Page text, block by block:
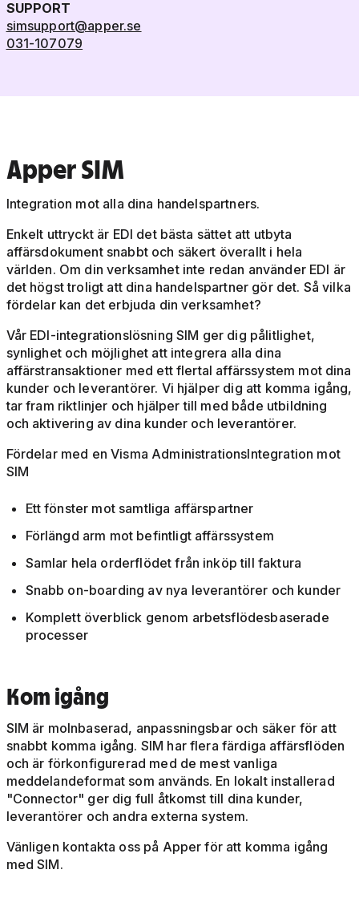
SUPPORT
simsupport@apper.se
031-107079
Apper SIM
Integration mot alla dina handelspartners.
Enkelt uttryckt är EDI det bästa sättet att utbyta
affärsdokument snabbt och säkert överallt i hela
världen. Om din verksamhet inte redan använder EDI är
det högst troligt att dina handelspartner gör det. Så vilka
fördelar kan det erbjuda din verksamhet?
Vår EDI-integrationslösning SIM ger dig pålitlighet,
synlighet och möjlighet att integrera alla dina
affärstransaktioner med ett flertal affärssystem mot dina
kunder och leverantörer. Vi hjälper dig att komma igång,
tar fram riktlinjer och hjälper till med både utbildning
och aktivering av dina kunder och leverantörer.
Fördelar med en Visma AdministrationsIntegration mot
SIM
Ett fönster mot samtliga affärspartner
Förlängd arm mot befintligt affärssystem
Samlar hela orderflödet från inköp till faktura
Snabb on-boarding av nya leverantörer och kunder
Komplett överblick genom arbetsflödesbaserade
processer
Kom igång
SIM är molnbaserad, anpassningsbar och säker för att
snabbt komma igång. SIM har flera färdiga affärsflöden
och är förkonfigurerad med de mest vanliga
meddelandeformat som används. En lokalt installerad
"Connector" ger dig full åtkomst till dina kunder,
leverantörer och andra externa system.
Vänligen kontakta oss på Apper för att komma igång
med SIM.